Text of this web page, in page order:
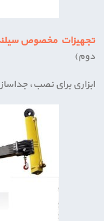
تجهیزات مخصوص
دوم)
ابزاری برای نصب،